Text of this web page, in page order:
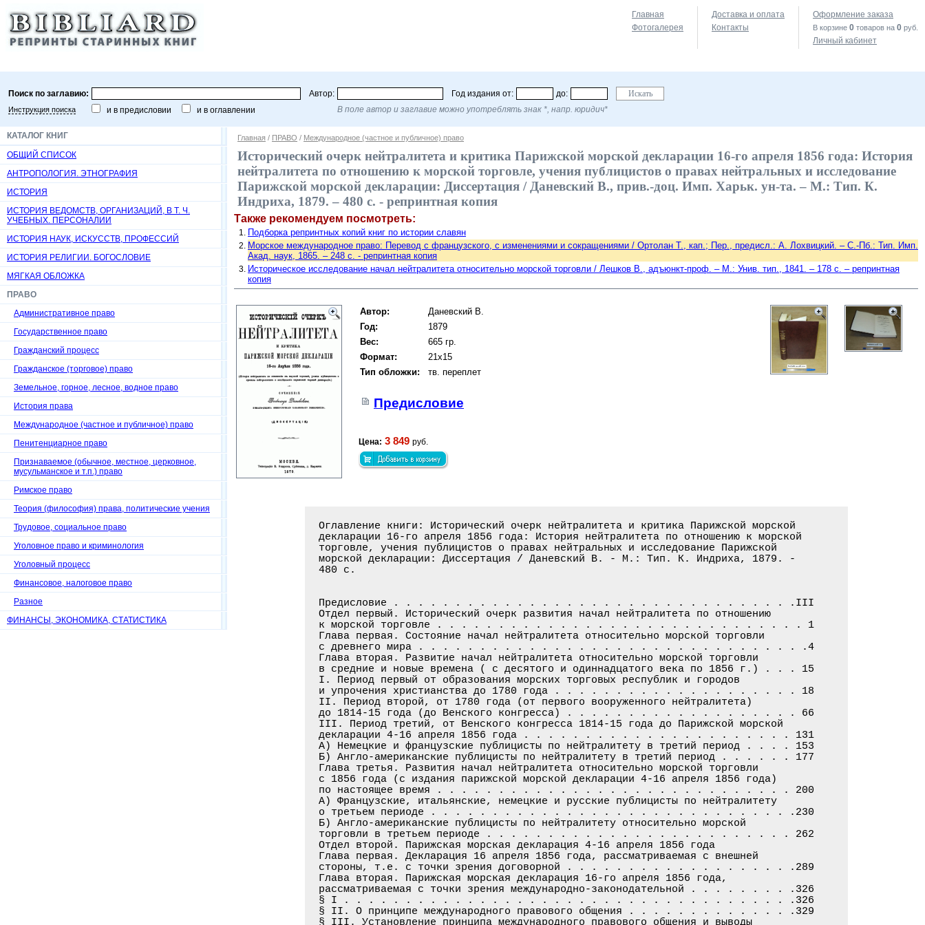
Главная
Фотогалерея
Доставка и оплата
Контакты
Оформление заказа
В корзине 0 товаров на 0 руб.
Личный кабинет
Поиск по заглавию: Автор: Год издания от: до:
Инструкция поиска и в предисловии и в оглавлении В поле автор и заглавие можно употреблять знак *, напр. юридич*
КАТАЛОГ КНИГ
ОБЩИЙ СПИСОК
АНТРОПОЛОГИЯ. ЭТНОГРАФИЯ
ИСТОРИЯ
ИСТОРИЯ ВЕДОМСТВ, ОРГАНИЗАЦИЙ, В Т. Ч.
УЧЕБНЫХ. ПЕРСОНАЛИИ
ИСТОРИЯ НАУК, ИСКУССТВ, ПРОФЕССИЙ
ИСТОРИЯ РЕЛИГИИ. БОГОСЛОВИЕ
МЯГКАЯ ОБЛОЖКА
ПРАВО
Административное право
Государственное право
Гражданский процесс
Гражданское (торговое) право
Земельное, горное, лесное, водное право
История права
Международное (частное и публичное) право
Пенитенциарное право
Признаваемое (обычное, местное, церковное,
мусульманское и т.п.) право
Римское право
Теория (философия) права, политические учения
Трудовое, социальное право
Уголовное право и криминология
Уголовный процесс
Финансовое, налоговое право
Разное
ФИНАНСЫ, ЭКОНОМИКА, СТАТИСТИКА
Главная / ПРАВО / Международное (частное и публичное) право
Исторический очерк нейтралитета и критика Парижской морской декларации 16-го апреля 1856 года: История
нейтралитета по отношению к морской торговле, учения публицистов о правах нейтральных и исследование
Парижской морской декларации: Диссертация / Даневский В., прив.-доц. Имп. Харьк. ун-та. – М.: Тип. К.
Индриха, 1879. – 480 с. - репринтная копия
Также рекомендуем посмотреть:
Подборка репринтных копий книг по истории славян
Морское международное право: Перевод с французского, с изменениями и сокращениями / Ортолан Т., кап.; Пер., предисл.: А. Лохвицкий. – С.-Пб.: Тип. Имп.
Акад. наук, 1865. – 248 с. - репринтная копия
Историческое исследование начал нейтралитета относительно морской торговли / Лешков В., адъюнкт-проф. – М.: Унив. тип., 1841. – 178 c. – репринтная
копия
Автор:
Даневский В.
Год:
1879
Вес:
665 гр.
Формат:
21x15
Тип обложки:
тв. переплет
Предисловие
Цена: 3 849 руб.
Оглавление книги: Исторический очерк нейтралитета и критика Парижской морской
декларации 16-го апреля 1856 года: История нейтралитета по отношению к морской
торговле, учения публицистов о правах нейтральных и исследование Парижской
морской декларации: Диссертация / Даневский В. - М.: Тип. К. Индриха, 1879. -
480 с.
Предисловие . . . . . . . . . . . . . . . . . . . . . . . . . . . . . . . . .III
Отдел первый. Исторический очерк развития начал нейтралитета по отношению
к морской торговле . . . . . . . . . . . . . . . . . . . . . . . . . . . . . . 1
Глава первая. Состояние начал нейтралитета относительно морской торговли
с древнего мира . . . . . . . . . . . . . . . . . . . . . . . . . . . . . . . .4
Глава вторая. Развитие начал нейтралитета относительно морской торговли
в средние и новые времена ( с десятого и одиннадцатого века по 1856 г.) . . . 15
I. Период первый от образования морских торговых республик и городов
и упрочения христианства до 1780 года . . . . . . . . . . . . . . . . . . . . 18
II. Период второй, от 1780 года (от первого вооруженного нейтралитета)
до 1814-15 года (до Венского конгресса) . . . . . . . . . . . . . . . . . . . 66
III. Период третий, от Венского конгресса 1814-15 года до Парижской морской
декларации 4-16 апреля 1856 года . . . . . . . . . . . . . . . . . . . . . . 131
А) Немецкие и французские публицисты по нейтралитету в третий период . . . . 153
Б) Англо-американские публицисты по нейтралитету в третий период . . . . . . 177
Глава третья. Развития начал нейтралитета относительно морской торговли
с 1856 года (с издания парижской морской декларации 4-16 апреля 1856 года)
по настоящее время . . . . . . . . . . . . . . . . . . . . . . . . . . . . . 200
А) Французские, итальянские, немецкие и русские публицисты по нейтралитету
о третьем периоде . . . . . . . . . . . . . . . . . . . . . . . . . . . . . .230
Б) Англо-американские публицисты по нейтралитету относительно морской
торговли в третьем периоде . . . . . . . . . . . . . . . . . . . . . . . . . 262
Отдел второй. Парижская морская декларация 4-16 апреля 1856 года
Глава первая. Декларация 16 апреля 1856 года, рассматриваемая с внешней
стороны, т.е. с точки зрения договорной . . . . . . . . . . . . . . . . . . .289
Глава вторая. Парижская морская декларация 16-го апреля 1856 года,
рассматриваемая с точки зрения международно-законодательной . . . . . . . . .326
§ I . . . . . . . . . . . . . . . . . . . . . . . . . . . . . . . . . . . . .326
§ II. О принципе международного правового общения . . . . . . . . . . . . . .329
§ III. Установление принципа международного правового общения и выводы